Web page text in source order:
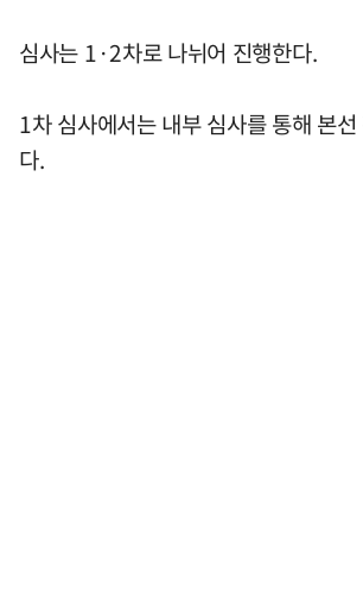
심사는 1·2차로 나뉘어 진행한다.
1차 심사에서는 내부 심사를 통해 본
다.